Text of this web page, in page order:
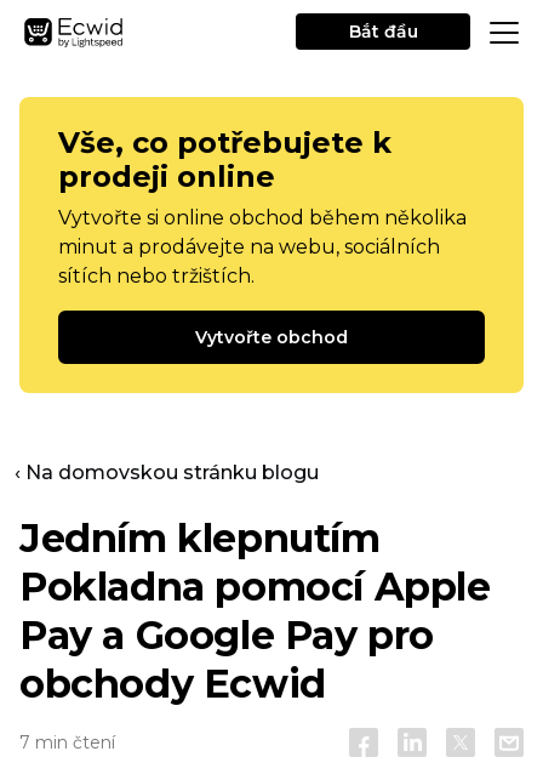
Bắt đầu
Vše, co potřebujete k
prodeji online
Vytvořte si online obchod během několika
minut a prodávejte na webu, sociálních
sítích nebo tržištích.
Vytvořte obchod
‹ Na domovskou stránku blogu
Jedním klepnutím
Pokladna pomocí Apple
Pay a Google Pay pro
obchody Ecwid
7 min čtení